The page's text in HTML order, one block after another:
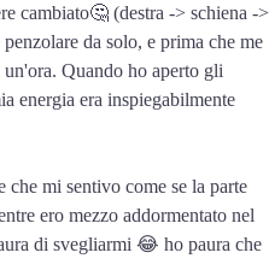
cambiato🤔 (destra -> schiena ->
da solo, e prima che me
un'ora. Quando ho aperto gli
energia era inspiegabilmente
mi sentivo come se la parte
ero mezzo addormentato nel
di svegliarmi 😂 ho paura che